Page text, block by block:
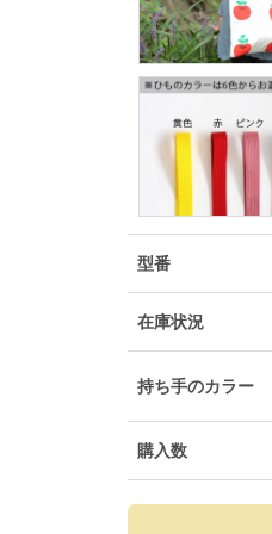
型番
在庫状況
持ち手のカラー
購入数